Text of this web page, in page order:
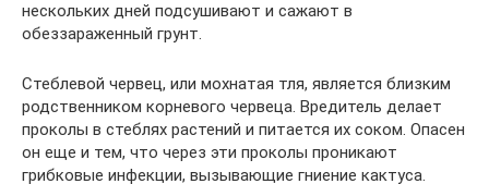
нескольких дней подсушивают и сажают в
обеззараженный грунт.
Стеблевой червец, или мохнатая тля, является близким
родственником корневого червеца. Вредитель делает
проколы в стеблях растений и питается их соком. Опасен
он еще и тем, что через эти проколы проникают
грибковые инфекции, вызывающие гниение кактуса.